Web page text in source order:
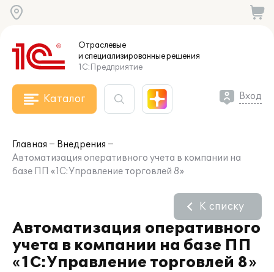
Отраслевые
и специализированныерешения
1С:Предприятие
Каталог Вход
Главная
Внедрения
Автоматизация оперативного учета в компании на
базе ПП «1С:Управление торговлей 8»
Автоматизация оперативного
учета в компании на базе ПП
«1С:Управление торговлей 8»
К списку